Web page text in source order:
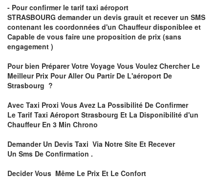
- Pour confirmer le tarif taxi aéroport
STRASBOURG demander un devis grauit et recever un SMS
contenant les coordonnées d'un Chauffeur disponiblee et
Capable de vous faire une proposition de prix (sans
engagement )
Pour bien Préparer Votre Voyage Vous Voulez Chercher Le
Meilleur Prix Pour Aller Ou Partir De L'aéroport De
Strasbourg ?
Avec Taxi Proxi Vous Avez La Possibilité De Confirmer
Le Tarif Taxi Aéroport Strasbourg Et La Disponibilité d'un
Chauffeur En 3 Min Chrono
Demander Un Devis Taxi Via Notre Site Et Recever
Un Sms De Confirmation .
Decider Vous Même Le Prix Et Le Confort